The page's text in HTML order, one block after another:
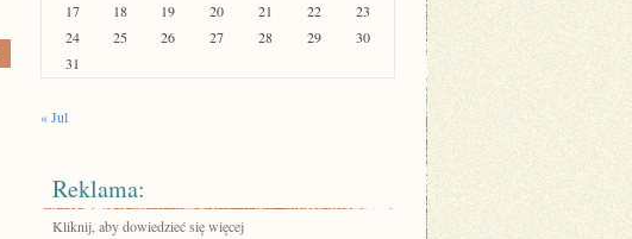
17
18 19 20 21 22
23
24
25 26 27 28 29
30
31
« Jul
Reklama:
Kliknij, aby dowiedzieć się więcej